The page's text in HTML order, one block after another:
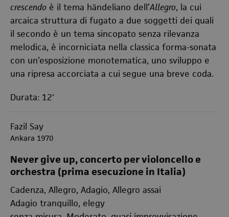
crescendo è il tema händeliano dell’Allegro, la cui
arcaica struttura di fugato a due soggetti dei quali
il secondo è un tema sincopato senza rilevanza
melodica, è incorniciata nella classica forma-sonata
con un’esposizione monotematica, uno sviluppo e
una ripresa accorciata a cui segue una breve coda.
Durata: 12'
Fazil Say
Ankara 1970
Never give up, concerto per violoncello e
orchestra (prima esecuzione in Italia)
Cadenza, Allegro, Adagio, Allegro assai
Adagio tranquillo, elegy